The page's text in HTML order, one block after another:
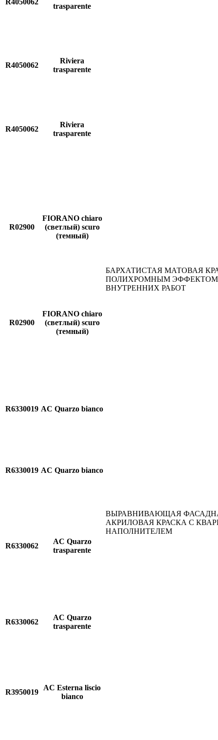
R4050062
trasparente
R4050062
Riviera
trasparente
R4050062
Riviera
trasparente
R02900
FIORANO chiaro
(светлый) scuro
(темный)
БАРХАТИСТАЯ МАТОВАЯ
ПОЛИХРОМНЫМ ЭФФЕКТОМ
ВНУТРЕННИХ РАБОТ
R02900
FIORANO chiaro
(светлый) scuro
(темный)
R6330019 AC Quarzo bianco
ВЫРАВНИВАЮЩАЯ
АКРИЛОВАЯ КРАСКА С
НАПОЛНИТЕЛЕМ
R6330019 AC Quarzo bianco
R6330062
AC Quarzo
trasparente
R6330062
AC Quarzo
trasparente
R3950019
AC Esterna liscio
bianco